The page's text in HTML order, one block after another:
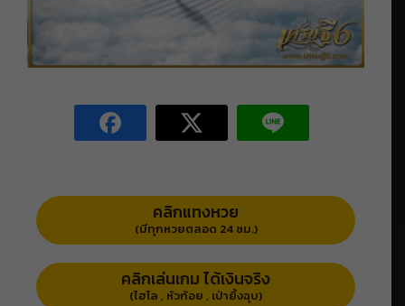
คลิกแทงหวย
(มีทุกหวยตลอด 24 ชม.)
คลิกเล่นเกม ได้เงินจริง
(ไฮโล , หัวก้อย , เป่ายิ้งฉุบ)